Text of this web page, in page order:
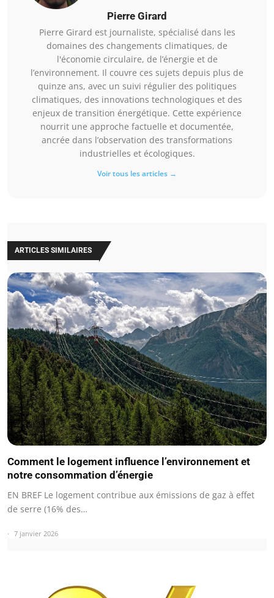
Pierre Girard
Pierre Girard est journaliste, spécialisé dans les
domaines des changements climatiques, de
l'économie circulaire, de l’énergie et de
l’environnement. Il couvre ces sujets depuis plus de
quinze ans, avec un suivi régulier des politiques
climatiques, des innovations technologiques et des
enjeux de transition énergétique. Cette expérience
nourrit une approche factuelle et documentée,
ancrée dans l’observation des transformations
industrielles et écologiques.
Voir tous les articles →
ARTICLES SIMILAIRES
Comment le logement influence l’environnement et
notre consommation d’énergie
EN BREF Le logement contribue aux émissions de gaz à effet
de serre (16% des…
7 janvier 2026